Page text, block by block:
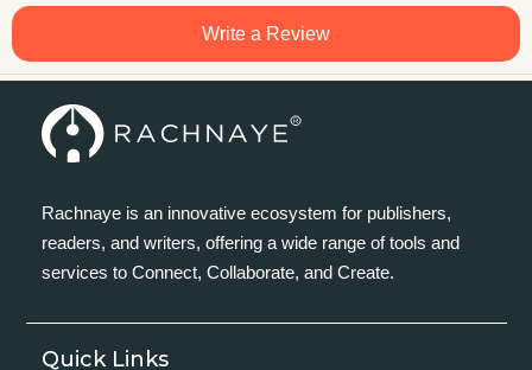
Write a Review
Rachnaye is an innovative ecosystem for publishers,
readers, and writers, offering a wide range of tools and
services to Connect, Collaborate, and Create.
Quick Links